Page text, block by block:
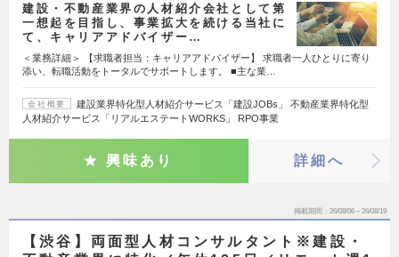
建設・不動産業界の人材紹介会社として第
一想起を目指し、事業拡大を続ける当社に
て、キャリアアドバイザー…
＜業務詳細＞ 【求職者担当：キャリアアドバイザー】 求職者一人ひとりに寄り
添い、転職活動をトータルでサポートします。 ■主な業…
会社概要
建設業界特化型人材紹介サービス「建設JOBs」 不動産業界特化型
人材紹介サービス「リアルエステートWORKS」 RPO事業
興味あり 詳細へ
掲載期間 26/08/06～26/08/19
【渋谷】両面型人材コンサルタント※建設・